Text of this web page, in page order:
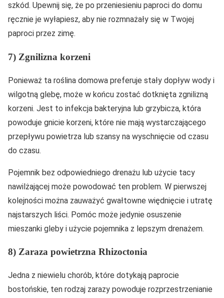
szkód. Upewnij się, że po przeniesieniu paproci do domu
ręcznie je wyłapiesz, aby nie rozmnażały się w Twojej
paproci przez zimę.
7) Zgnilizna korzeni
Ponieważ ta roślina domowa preferuje stały dopływ wody i
wilgotną glebę, może w końcu zostać dotknięta zgnilizną
korzeni. Jest to infekcja bakteryjna lub grzybicza, która
powoduje gnicie korzeni, które nie mają wystarczającego
przepływu powietrza lub szansy na wyschnięcie od czasu
do czasu.
Pojemnik bez odpowiedniego drenażu lub użycie tacy
nawilżającej może powodować ten problem. W pierwszej
kolejności można zauważyć gwałtowne więdnięcie i utratę
najstarszych liści. Pomóc może jedynie osuszenie
mieszanki gleby i użycie pojemnika z lepszym drenażem.
8) Zaraza powietrzna Rhizoctonia
Jedna z niewielu chorób, które dotykają paprocie
bostońskie, ten rodzaj zarazy powoduje rozprzestrzenianie